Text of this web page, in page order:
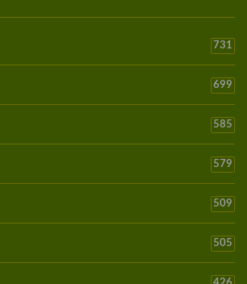
731
699
585
579
509
505